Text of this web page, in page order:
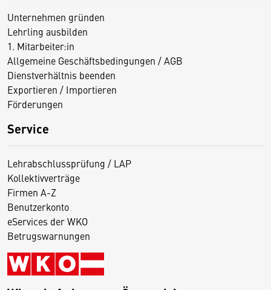
Unternehmen gründen
Lehrling ausbilden
1. Mitarbeiter:in
Allgemeine Geschäftsbedingungen / AGB
Dienstverhältnis beenden
Exportieren / Importieren
Förderungen
Service
Lehrabschlussprüfung / LAP
Kollektivverträge
Firmen A-Z
Benutzerkonto
eServices der WKO
Betrugswarnungen